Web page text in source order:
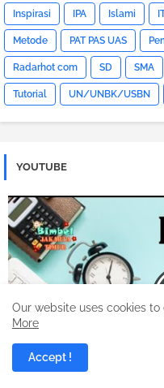
Inspirasi IPA Islami
Metode PAT PAS UAS
Radarhot com SD SMA
Tutorial UN/UNBK/USBN
YOUTUBE
Our website uses cookies
More
Accept !